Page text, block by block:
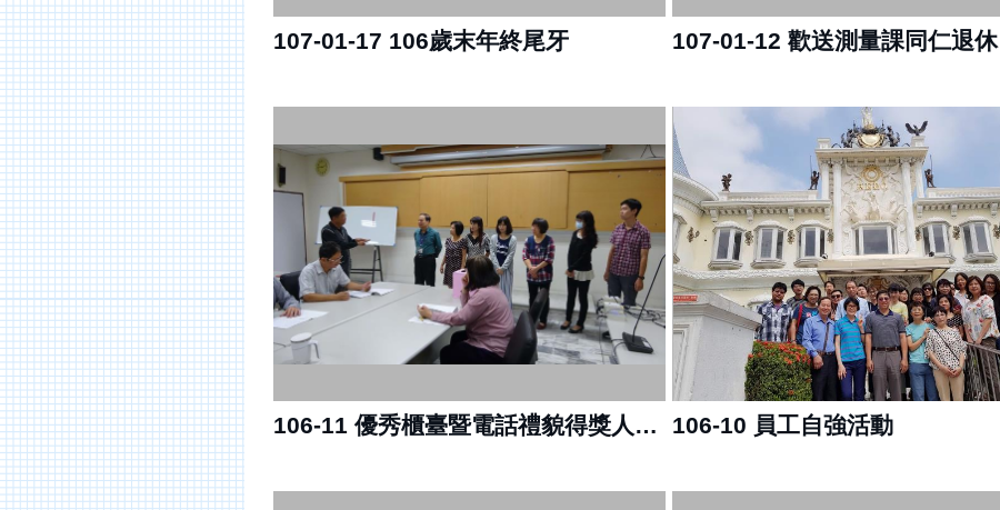
107-01-17 106歲末年終尾牙 107-01-12 歡送測量課同仁退休
106-11 優秀櫃臺暨電話禮貌得獎人員頒獎 106-10 員工自強活動